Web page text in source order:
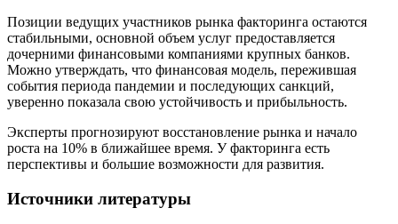
Позиции ведущих участников рынка факторинга остаются
стабильными, основной объем услуг предоставляется
дочерними финансовыми компаниями крупных банков.
Можно утверждать, что финансовая модель, пережившая
события периода пандемии и последующих санкций,
уверенно показала свою устойчивость и прибыльность.
Эксперты прогнозируют восстановление рынка и начало
роста на 10% в ближайшее время. У факторинга есть
перспективы и большие возможности для развития.
Источники литературы